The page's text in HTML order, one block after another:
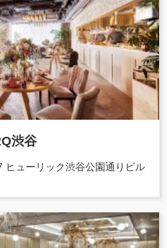
渋谷
ヒューリック渋谷公園通りビル